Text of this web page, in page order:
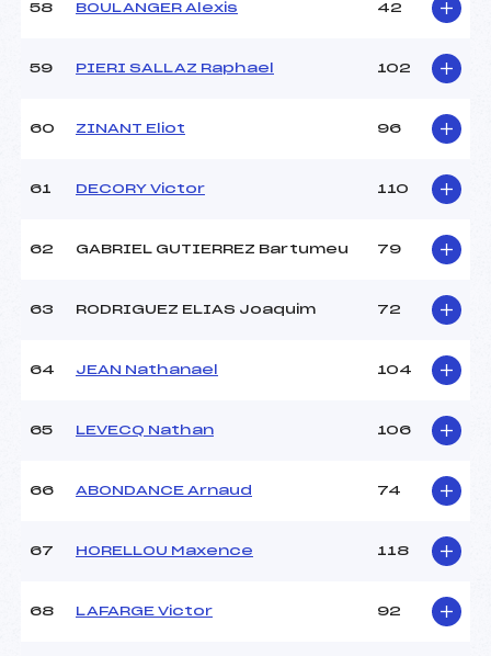
58 BOULANGER Alexis 42
59 PIERI SALLAZ Raphael 102
60 ZINANT Eliot 96
61 DECORY Victor 110
62 GABRIEL GUTIERREZ Bartumeu 79
63 RODRIGUEZ ELIAS Joaquim 72
64 JEAN Nathanael 104
65 LEVECQ Nathan 106
66 ABONDANCE Arnaud 74
67 HORELLOU Maxence 118
68 LAFARGE Victor 92